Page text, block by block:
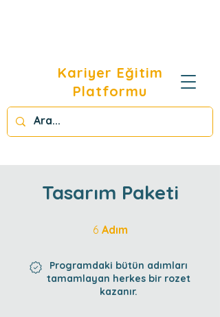
Kariyer Eğitim
Platformu
Tasarım Paketi
6 Adım
Programdaki bütün adımları
tamamlayan herkes bir rozet
kazanır.